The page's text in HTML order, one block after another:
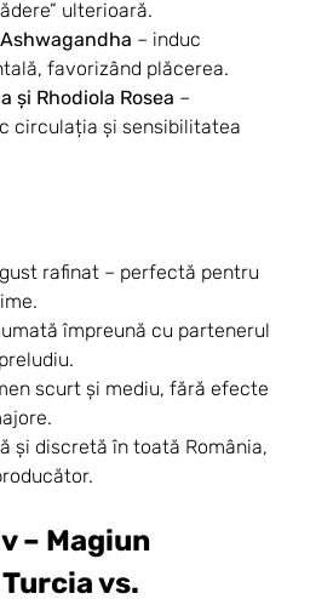
ulterioară.
– induc
favorizând plăcerea.
și Rhodiola Rosea –
circulația și sensibilitatea
rafinat – perfectă pentru
împreună cu partenerul
scurt și mediu, fără efecte
și discretă în toată România,
– Magiun
vs.